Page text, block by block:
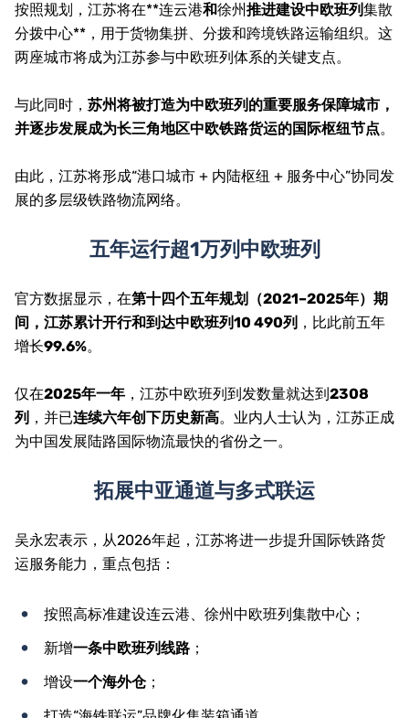
按照规划，江苏将在**连云港和徐州推进建设中欧班列集散
分拨中心**，用于货物集拼、分拨和跨境铁路运输组织。这
两座城市将成为江苏参与中欧班列体系的关键支点。
与此同时， 苏州将被打造为中欧班列的重要服务保障城市，
并逐步发展成为长三角地区中欧铁路货运的国际枢纽节点。
由此，江苏将形成“港口城市 + 内陆枢纽 + 服务中心”协同发
展的多层级铁路物流网络。
五年运行超1万列中欧班列
官方数据显示，在第十四个五年规划（2021–2025年）期
间，江苏累计开行和到达中欧班列10 490列 ，比此前五年
增长99.6%。
仅在2025年一年 ，江苏中欧班列到发数量就达到2308
列 ，并已连续六年创下历史新高。业内人士认为，江苏正成
为中国发展陆路国际物流最快的省份之一。
拓展中亚通道与多式联运
吴永宏表示，从2026年起，江苏将进一步提升国际铁路货
运服务能力，重点包括：
按照高标准建设连云港、徐州中欧班列集散中心；
新增一条中欧班列线路 ；
增设一个海外仓；